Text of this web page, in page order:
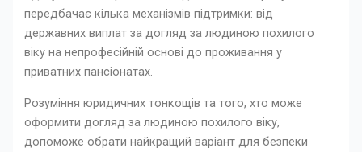
передбачає кілька механізмів підтримки: від
державних виплат за догляд за людиною похилого
віку на непрофесійній основі до проживання у
приватних пансіонатах.
Розуміння юридичних тонкощів та того, хто може
оформити догляд за людиною похилого віку,
допоможе обрати найкращий варіант для безпеки